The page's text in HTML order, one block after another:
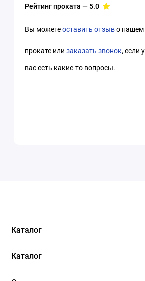
Рейтинг проката — 5.0
Вы можетеоставить отзыво нашем
прокате илизаказать звонок, если у
вас есть какие-то вопросы.
Каталог
Каталог